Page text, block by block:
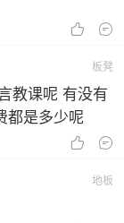
 
板凳
教课呢 有没有
都是多少呢
 
地板